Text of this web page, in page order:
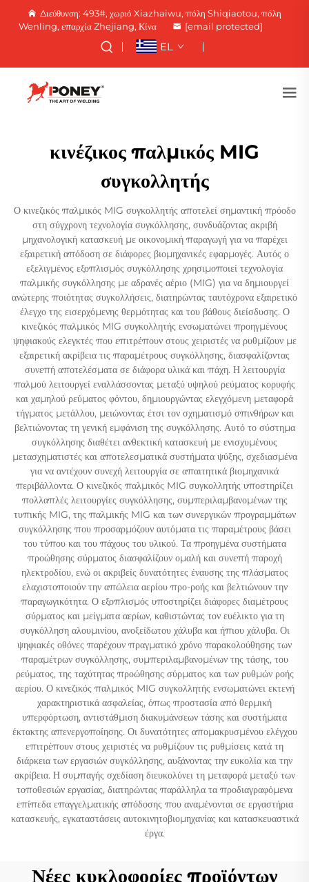
Διεύθυνση: 493#, χωριό Xiazhaiwu, πόλη Shiqiaotou, πόλη
Wenling, επαρχία Zhejiang, Κίνα
[email protected]
EL
κινέζικος παλμικός MIG
συγκολλητής
Ο κινεζικός παλμικός MIG συγκολλητής αποτελεί σημαντική πρόοδο
στη σύγχρονη τεχνολογία συγκόλλησης, συνδυάζοντας ακριβή
μηχανολογική κατασκευή με οικονομική παραγωγή για να παρέχει
εξαιρετική απόδοση σε διάφορες βιομηχανικές εφαρμογές. Αυτός ο
εξελιγμένος εξοπλισμός συγκόλλησης χρησιμοποιεί τεχνολογία
παλμικής συγκόλλησης με αδρανές αέριο (MIG) για να δημιουργεί
ανώτερης ποιότητας συγκολλήσεις, διατηρώντας ταυτόχρονα εξαιρετικό
έλεγχο της εισερχόμενης θερμότητας και του βάθους διείσδυσης. Ο
κινεζικός παλμικός MIG συγκολλητής ενσωματώνει προηγμένους
ψηφιακούς ελεγκτές που επιτρέπουν στους χειριστές να ρυθμίζουν με
εξαιρετική ακρίβεια τις παραμέτρους συγκόλλησης, διασφαλίζοντας
συνεπή αποτελέσματα σε διάφορα υλικά και πάχη. Η λειτουργία
παλμού λειτουργεί εναλλάσσοντας μεταξύ υψηλού ρεύματος κορυφής
και χαμηλού ρεύματος φόντου, δημιουργώντας ελεγχόμενη μεταφορά
τήγματος μετάλλου, μειώνοντας έτσι τον σχηματισμό σπινθήρων και
βελτιώνοντας τη γενική εμφάνιση της συγκόλλησης. Αυτό το σύστημα
συγκόλλησης διαθέτει ανθεκτική κατασκευή με ενισχυμένους
μετασχηματιστές και αποτελεσματικά συστήματα ψύξης, σχεδιασμένα
για να αντέχουν συνεχή λειτουργία σε απαιτητικά βιομηχανικά
περιβάλλοντα. Ο κινεζικός παλμικός MIG συγκολλητής υποστηρίζει
πολλαπλές λειτουργίες συγκόλλησης, συμπεριλαμβανομένων της
τυπικής MIG, της παλμικής MIG και των συνεργικών προγραμμάτων
συγκόλλησης που προσαρμόζουν αυτόματα τις παραμέτρους βάσει
του τύπου και του πάχους του υλικού. Τα προηγμένα συστήματα
προώθησης σύρματος διασφαλίζουν ομαλή και συνεπή παροχή
ηλεκτροδίου, ενώ οι ακριβείς δυνατότητες έναυσης της πλάσματος
ελαχιστοποιούν την απώλεια αερίου προ-ροής και βελτιώνουν την
παραγωγικότητα. Ο εξοπλισμός υποστηρίζει διάφορες διαμέτρους
σύρματος και μείγματα αερίων, καθιστώντας τον ευέλικτο για τη
συγκόλληση αλουμινίου, ανοξείδωτου χάλυβα και ήπιου χάλυβα. Οι
ψηφιακές οθόνες παρέχουν πραγματικό χρόνο παρακολούθησης των
παραμέτρων συγκόλλησης, συμπεριλαμβανομένων της τάσης, του
ρεύματος, της ταχύτητας προώθησης σύρματος και των ρυθμών ροής
αερίου. Ο κινεζικός παλμικός MIG συγκολλητής ενσωματώνει εκτενή
χαρακτηριστικά ασφαλείας, όπως προστασία από θερμική
υπερφόρτωση, αντιστάθμιση διακυμάνσεων τάσης και συστήματα
έκτακτης απενεργοποίησης. Οι δυνατότητες απομακρυσμένου ελέγχου
επιτρέπουν στους χειριστές να ρυθμίζουν τις ρυθμίσεις κατά τη
διάρκεια των εργασιών συγκόλλησης, αυξάνοντας την ευκολία και την
ακρίβεια. Η συμπαγής σχεδίαση διευκολύνει τη μεταφορά μεταξύ των
τοποθεσιών εργασίας, διατηρώντας παράλληλα τα προδιαγραφόμενα
επίπεδα επαγγελματικής απόδοσης που αναμένονται σε εργαστήρια
κατασκευής, εγκαταστάσεις αυτοκινητοβιομηχανίας και κατασκευαστικά
έργα.
Νέες κυκλοφορίες προϊόντων